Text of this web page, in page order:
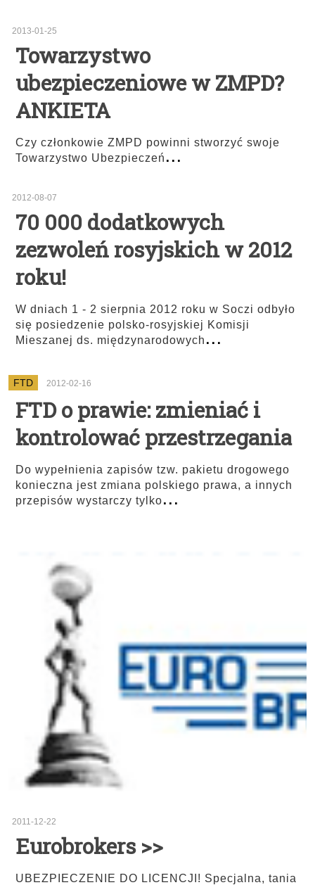
2013-01-25
Towarzystwo
ubezpieczeniowe w ZMPD?
ANKIETA
Czy członkowie ZMPD powinni stworzyć swoje
Towarzystwo Ubezpieczeń...
2012-08-07
70 000 dodatkowych
zezwoleń rosyjskich w 2012
roku!
W dniach 1 - 2 sierpnia 2012 roku w Soczi odbyło
się posiedzenie polsko-rosyjskiej Komisji
Mieszanej ds. międzynarodowych ...
FTD 2012-02-16
FTD o prawie: zmieniać i
kontrolować przestrzegania
Do wypełnienia zapisów tzw. pakietu drogowego
konieczna jest zmiana polskiego prawa, a innych
przepisów wystarczy tylko...
2011-12-22
Eurobrokers >>
UBEZPIECZENIE DO LICENCJI! Specjalna, tania